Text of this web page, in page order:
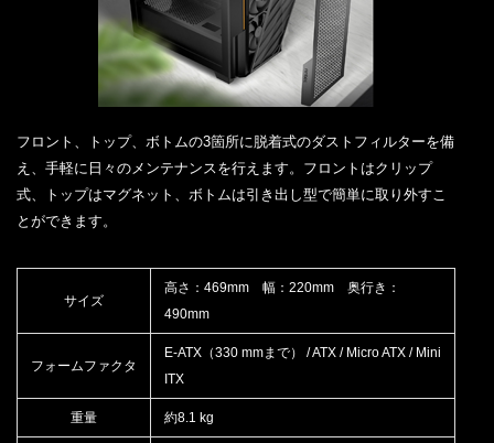
フロント、トップ、ボトムの3箇所に脱着式のダストフィルターを備
え、手軽に日々のメンテナンスを行えます。フロントはクリップ
式、トップはマグネット、ボトムは引き出し型で簡単に取り外すこ
とができます。
サイズ
高さ：469mm 幅：220mm 奥行き：
490mm
フォームファクタ
E-ATX（330 mmまで） / ATX / Micro ATX / Mini
ITX
重量 約8.1 kg